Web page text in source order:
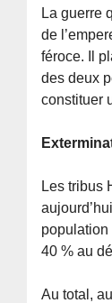
La guerre
de
féroce. Il
des deux
constituer
Les tribus
40 % au
Au total,